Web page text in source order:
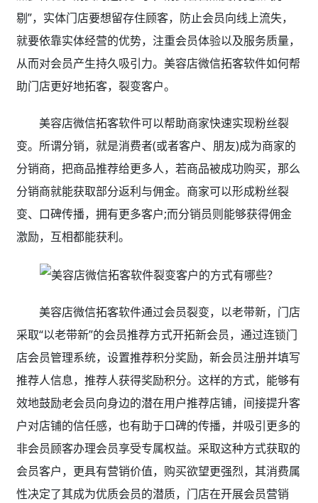
剔”，实体门店要想留存住顾客，防止会员向线上流失，
就要依靠实体经营的优势，注重会员体验以及服务质量，
从而对会员产生持久吸引力。美容店微信拓客软件如何帮
助门店更好地拓客，裂变客户。
美容店微信拓客软件可以帮助商家快速实现粉丝裂
变。所谓分销，就是消费者(或者客户、朋友)成为商家的
分销商，把商品推荐给更多人，若商品被成功购买，那么
分销商就能获取部分返利与佣金。商家可以形成粉丝裂
变、口碑传播，拥有更多客户;而分销员则能够获得佣金
激励，互相都能获利。
美容店微信拓客软件通过会员裂变，以老带新，门店
采取“以老带新”的会员推荐方式开拓新会员，通过连锁门
店会员管理系统，设置推荐积分奖励，新会员注册并填写
推荐人信息，推荐人获得奖励积分。这样的方式，能够有
效地鼓励老会员向身边的潜在用户推荐店铺，间接提升客
户对店铺的信任感，也有助于口碑的传播，并吸引更多的
非会员顾客办理会员享受专属权益。采取这种方式获取的
会员客户，更具有营销价值，购买欲望更强烈，其消费属
性决定了其成为优质会员的潜质，门店在开展会员营销